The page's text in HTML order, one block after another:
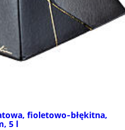
fioletowo‑błękitna,
5 l